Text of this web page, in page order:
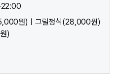
22:00
원)ㅣ그릴정식(28,000원)
)